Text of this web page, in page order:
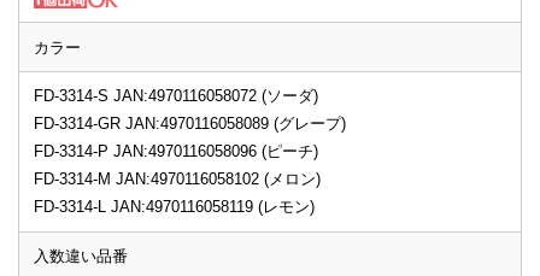
カラー
FD-3314-S JAN:4970116058072 (ソーダ)
FD-3314-GR JAN:4970116058089 (グレープ)
FD-3314-P JAN:4970116058096 (ピーチ)
FD-3314-M JAN:4970116058102 (メロン)
FD-3314-L JAN:4970116058119 (レモン)
入数違い品番